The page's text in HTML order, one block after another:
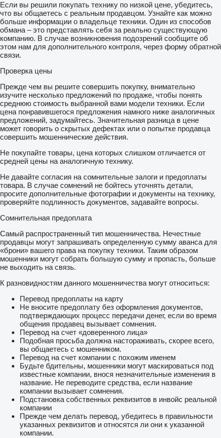
Если вы решили покупать технику по низкой цене, убедитесь,
что вы общаетесь с реальным продавцом. Узнайте как можно
больше информации о владельце техники. Один из способов
обмана – это представлять себя за реально существующую
компанию. В случае возникновения подозрений сообщите об
этом нам для дополнительного контроля, через форму обратной
связи.
Проверка цены
Прежде чем вы решите совершить покупку, внимательно
изучите несколько предложений по продаже, чтобы понять
среднюю стоимость выбранной вами модели техники. Если
цена понравившегося предложения намного ниже аналогичных
предложений, задумайтесь. Значительная разница в цене
может говорить о скрытых дефектах или о попытке продавца
совершить мошеннические действия.
Не покупайте товары, цена которых слишком отличается от
средней цены на аналогичную технику.
Не давайте согласия на сомнительные залоги и предоплаты
товара. В случае сомнений не бойтесь уточнять детали,
просите дополнительные фотографии и документы на технику,
проверяйте подлинность документов, задавайте вопросы.
Сомнительная предоплата
Самый распространенный тип мошенничества. Нечестные
продавцы могут запрашивать определенную сумму аванса для
«брони» вашего права на покупку техники. Таким образом
мошенники могут собрать большую сумму и пропасть, больше
не выходить на связь.
К разновидностям данного мошенничества могут относиться:
Перевод предоплаты на карту
Не вносите предоплату без оформления документов,
подтверждающих процесс передачи денег, если во время
общения продавец вызывает сомнения.
Перевод на счет «доверенного лица»
Подобная просьба должна настораживать, скорее всего,
вы общаетесь с мошенником.
Перевод на счет компании с похожим именем
Будьте бдительны, мошенники могут маскироваться под
известные компании, внося незначительные изменения в
название. Не переводите средства, если название
компании вызывает сомнения.
Подстановка собственных реквизитов в инвойс реальной
компании
Прежде чем делать перевод, убедитесь в правильности
указанных реквизитов и относятся ли они к указанной
компании.